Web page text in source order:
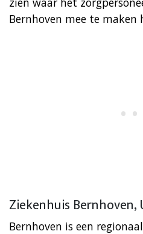
Bernhoven mee te maken
Ziekenhuis Bernhoven,
Bernhoven is een